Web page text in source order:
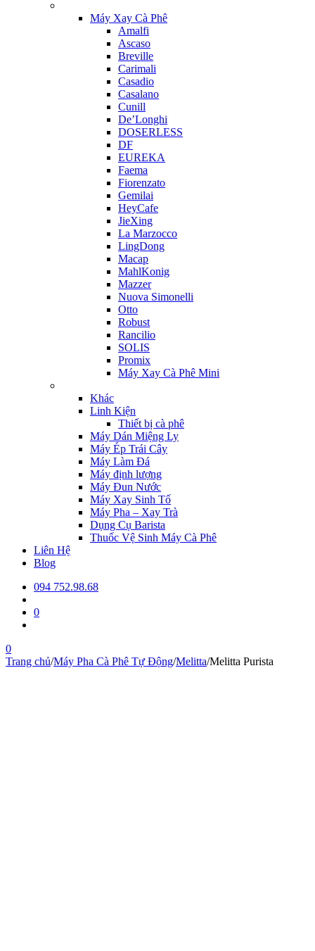
Máy Xay Cà Phê
Amalfi
Ascaso
Breville
Carimali
Casadio
Casalano
Cunill
De’Longhi
DOSERLESS
DF
EUREKA
Faema
Fiorenzato
Gemilai
HeyCafe
JieXing
La Marzocco
LingDong
Macap
MahlKonig
Mazzer
Nuova Simonelli
Otto
Robust
Rancilio
SOLIS
Promix
Máy Xay Cà Phê Mini
Khác
Linh Kiện
Thiết bị cà phê
Máy Dán Miệng Ly
Máy Ép Trái Cây
Máy Làm Đá
Máy định lượng
Máy Đun Nước
Máy Xay Sinh Tố
Máy Pha – Xay Trà
Dụng Cụ Barista
Thuốc Vệ Sinh Máy Cà Phê
Liên Hệ
Blog
094 752.98.68
0
0
Trang chủ/Máy Pha Cà Phê Tự Động/Melitta/Melitta Purista